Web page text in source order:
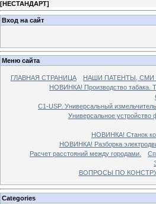
[НЕСТАНДАРТ]
Вход на сайт
Меню сайта
ГЛАВНАЯ СТРАНИЦА НАШИ ПАТЕНТЫ, СМИ
НОВИНКА! Производство табака.
С1-USP. Универсальный
Универсальное
НОВИНКА! Станок
НОВИНКА! Разборка
Расчет расстояний между городами.
ВОПРОСЫ ПО
Categories